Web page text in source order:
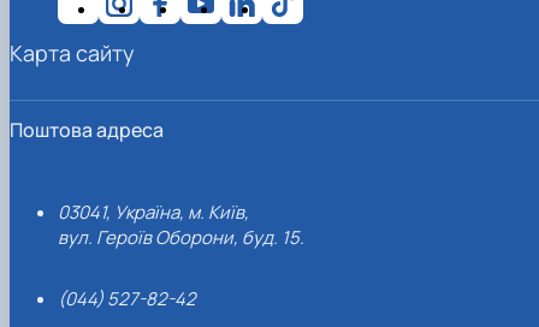
Поштова адреса
03041, Україна, м. Київ,
вул. Героїв Оборони, буд. 15.
(044) 527-82-42
Карта сайту